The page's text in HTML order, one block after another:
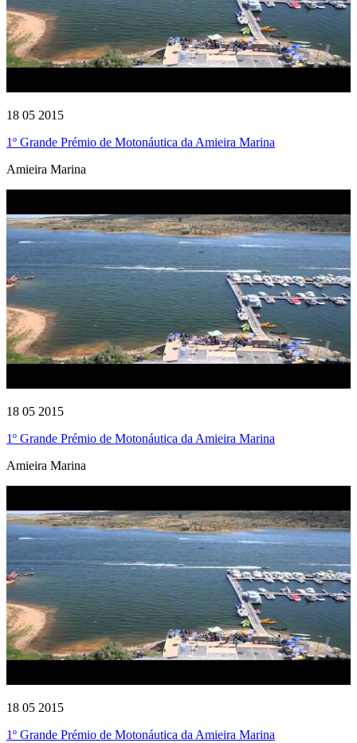
18 05 2015
1º Grande Prémio de Motonáutica da Amieira Marina
Amieira Marina
18 05 2015
1º Grande Prémio de Motonáutica da Amieira Marina
Amieira Marina
18 05 2015
1º Grande Prémio de Motonáutica da Amieira Marina